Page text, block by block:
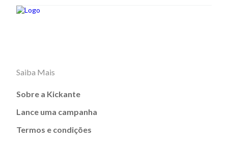
Saiba Mais
Sobre a Kickante
Lance uma campanha
Termos e condições